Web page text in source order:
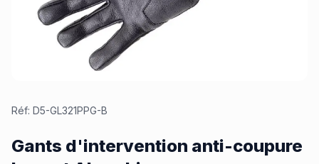
Réf: D5-GL321PPG-B
Gants d'intervention anti-coupure